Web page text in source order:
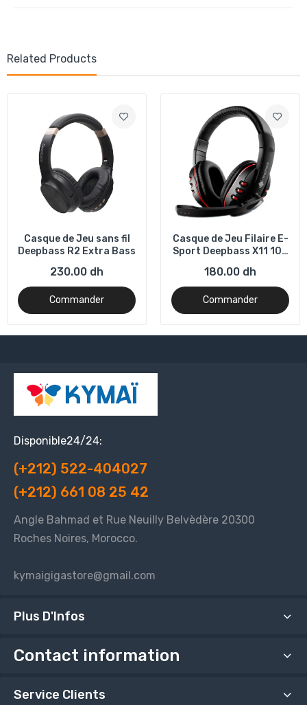
Related Products
Casque de Jeu sans fil
Deepbass R2 Extra Bass
230.00 dh
Commander
Casque de Jeu Filaire E-
Sport Deepbass X11 100
180.00 dh
Commander
Disponible24/24:
(+212) 522-404027
(+212) 661 08 25 42
Angle Bahmad et Rue Neuilly Belvèdère 20300
Roches Noires, Morocco.
kymaigigastore@gmail.com
Plus D'Infos
Contact information
Service Clients